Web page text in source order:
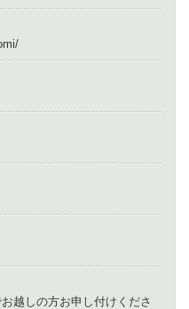
越しの方お申し付けくださ